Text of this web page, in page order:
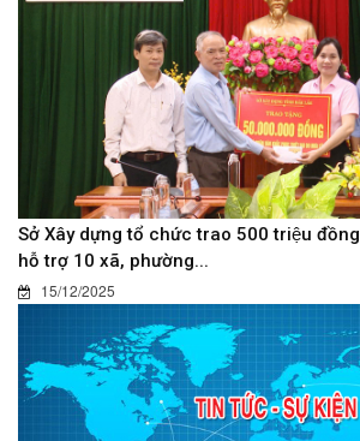
Sở Xây dựng tổ chức trao 500 triệu đồng
hỗ trợ 10 xã, phường...
15/12/2025